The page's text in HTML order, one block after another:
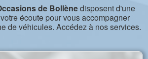
de Bollènedisposent d'une
écoute pour vous accompagner
de véhicules. Accédez à nos services.